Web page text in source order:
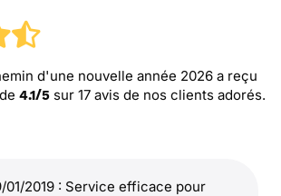
d'une nouvelle année 2026 a reçu
4.1/5 sur 17 avis de nos clients adorés.
19/01/2019 : Service efficace pour